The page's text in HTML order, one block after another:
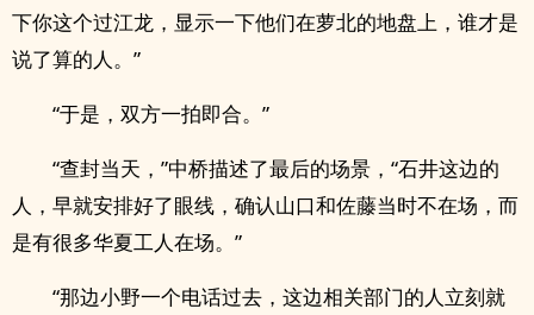
下你这个过江龙，显示一下他们在萝北的地盘上，谁才是
说了算的人。”
“于是，双方一拍即合。”
“查封当天，”中桥描述了最后的场景，“石井这边的
人，早就安排好了眼线，确认山口和佐藤当时不在场，而
是有很多华夏工人在场。”
“那边小野一个电话过去，这边相关部门的人立刻就